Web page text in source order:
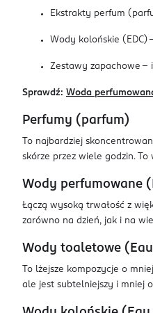
Ekstrakty perfum
Wody kolońskie
Zestawy zapachowe –
Sprawdź: Woda
Perfumy (parfum)
To najbardziej
skórze przez wiele godzin.
Wody perfumowane
Łączą wysoką trwałość z
zarówno na dzień, jak i na
Wody toaletowe
To lżejsze kompozycje o
ale jest subtelniejszy i mniej